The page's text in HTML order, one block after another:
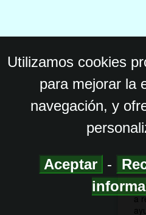
Utilizamos cookies
para mejorar la
navegación, y
Aceptar -